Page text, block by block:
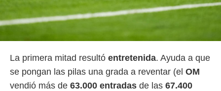
datos
momento
en
en
en
La primera mitad resultó entretenida. Ayuda a que
se pongan las pilas una grada a reventar (el OM
vendió más de 63.000 entradas de las 67.400